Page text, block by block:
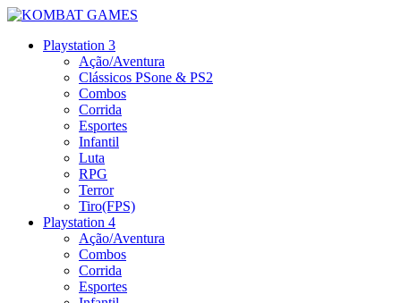
Playstation 3
Ação/Aventura
Clássicos PSone & PS2
Combos
Corrida
Esportes
Infantil
Luta
RPG
Terror
Tiro(FPS)
Playstation 4
Ação/Aventura
Combos
Corrida
Esportes